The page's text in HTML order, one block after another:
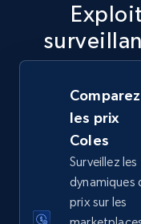
5.6K+
TikTok Shop
URL, Title,
price, Final price,
5.4K+
Comparez
les prix
Coles
Surveillez les
dynamiques
prix sur les